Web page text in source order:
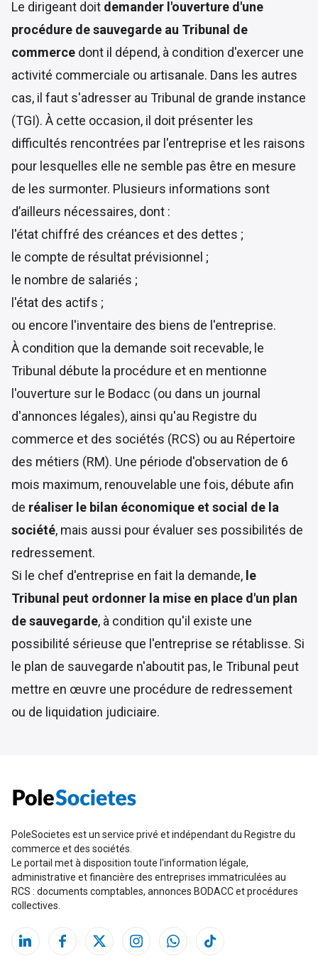
Le dirigeant doit demander l'ouverture d'une
procédure de sauvegarde au Tribunal de
commerce dont il dépend, à condition d'exercer une
activité commerciale ou artisanale. Dans les autres
cas, il faut s'adresser au Tribunal de grande instance
(TGI). À cette occasion, il doit présenter les
difficultés rencontrées par l'entreprise et les raisons
pour lesquelles elle ne semble pas être en mesure
de les surmonter. Plusieurs informations sont
d’ailleurs nécessaires, dont :
l'état chiffré des créances et des dettes ;
le compte de résultat prévisionnel ;
le nombre de salariés ;
l'état des actifs ;
ou encore l'inventaire des biens de l'entreprise.
À condition que la demande soit recevable, le
Tribunal débute la procédure et en mentionne
l'ouverture sur le Bodacc (ou dans un journal
d'annonces légales), ainsi qu'au Registre du
commerce et des sociétés (RCS) ou au Répertoire
des métiers (RM). Une période d'observation de 6
mois maximum, renouvelable une fois, débute afin
de réaliser le bilan économique et social de la
société, mais aussi pour évaluer ses possibilités de
redressement.
Si le chef d'entreprise en fait la demande, le
Tribunal peut ordonner la mise en place d'un plan
de sauvegarde, à condition qu'il existe une
possibilité sérieuse que l'entreprise se rétablisse. Si
le plan de sauvegarde n'aboutit pas, le Tribunal peut
mettre en œuvre une procédure de redressement
ou de liquidation judiciaire.
PoleSocietes est un service privé et indépendant du Registre du
commerce et des sociétés.
Le portail met à disposition toute l'information légale,
administrative et financière des entreprises immatriculées au
RCS : documents comptables, annonces BODACC et procédures
collectives.